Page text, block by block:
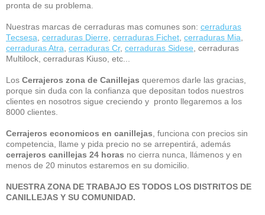
pronta de su problema.
Nuestras marcas de cerraduras mas comunes son: cerraduras
Tecsesa cerraduras Dierre cerraduras Fichet cerraduras Mia
cerraduras Atra cerraduras Cr, cerraduras Sidese , cerraduras
Multilock, cerraduras Kiuso, etc...
Los Cerrajeros zona de Canillejas queremos darle las gracias,
porque sin duda con la confianza que depositan todos nuestros
clientes en nosotros sigue creciendo y pronto llegaremos a los
8000 clientes.
Cerrajeros economicos en canillejas , funciona con precios sin
competencia, llame y pida precio no se arrepentirá, además
cerrajeros canillejas 24 horas no cierra nunca, llámenos y en
menos de 20 minutos estaremos en su domicilio.
NUESTRA ZONA DE TRABAJO ES TODOS LOS DISTRITOS DE
CANILLEJAS Y SU COMUNIDAD.